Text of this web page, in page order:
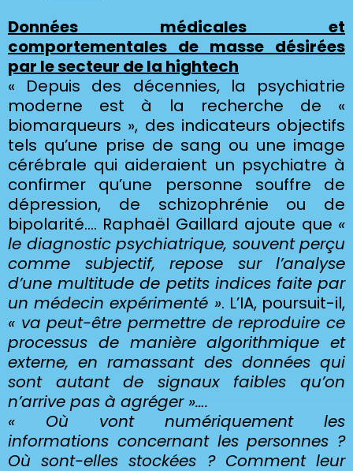
Données médicales et
comportementales de masse désirées
par le secteur de la hightech
« Depuis des décennies, la psychiatrie
moderne est à la recherche de «
biomarqueurs », des indicateurs objectifs
tels qu’une prise de sang ou une image
cérébrale qui aideraient un psychiatre à
confirmer qu’une personne souffre de
dépression, de schizophrénie ou de
bipolarité…. Raphaël Gaillard ajoute que «
le diagnostic psychiatrique, souvent perçu
comme subjectif, repose sur l’analyse
d’une multitude de petits indices faite par
un médecin expérimenté ». L’IA, poursuit-il,
« va peut-être permettre de reproduire ce
processus de manière algorithmique et
externe, en ramassant des données qui
sont autant de signaux faibles qu’on
n’arrive pas à agréger »….
« Où vont numériquement les
informations concernant les personnes ?
Où sont-elles stockées ? Comment leur